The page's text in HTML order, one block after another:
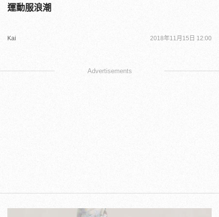
運動服浪潮
Kai 2018年11月15日 12:00
Advertisements